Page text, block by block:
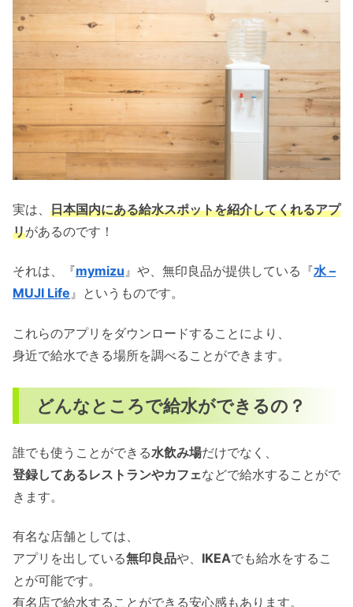
実は、 日本国内にある給水スポットを紹介してくれるアプ
リがあるのです！
それは、『mymizu』や、無印良品が提供している『水 –
MUJI Life』というものです。
これらのアプリをダウンロードすることにより、
身近で給水できる場所を調べることができます。
どんなところで給水ができるの？
誰でも使うことができる水飲み場だけでなく、
登録してあるレストランやカフェなどで給水することがで
きます。
有名な店舗としては、
アプリを出している無印良品や、 IKEAでも給水をするこ
とが可能です。
有名店で給水することができる安心感もあります。